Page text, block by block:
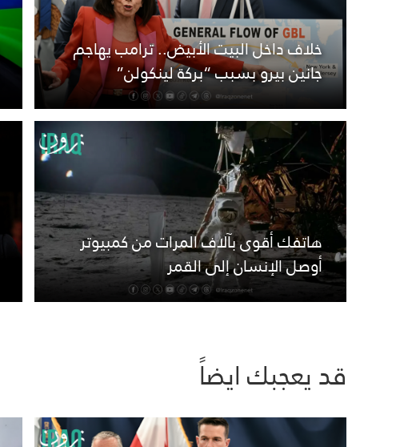
خلاف داخل البيت الأبيض.. ترامب يهاجم
جانين بيرو بسبب “بركة لينكولن”
هاتفك أقوى بآلاف المرات من كمبيوتر
أوصل الإنسان إلى القمر
قد يعجبك ايضاً